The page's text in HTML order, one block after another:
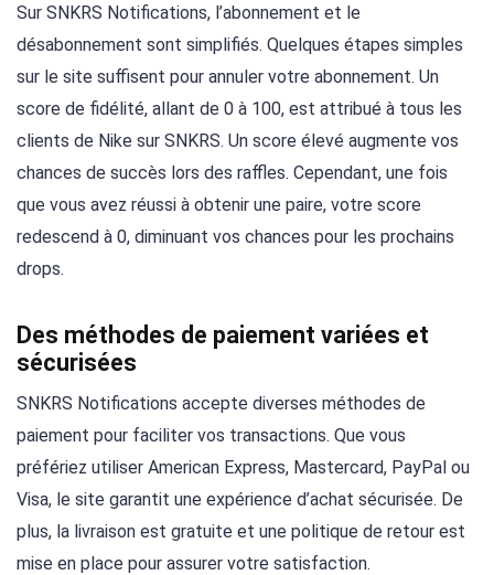
Sur SNKRS Notifications, l’abonnement et le
désabonnement sont simplifiés. Quelques étapes simples
sur le site suffisent pour annuler votre abonnement. Un
score de fidélité, allant de 0 à 100, est attribué à tous les
clients de Nike sur SNKRS. Un score élevé augmente vos
chances de succès lors des raffles. Cependant, une fois
que vous avez réussi à obtenir une paire, votre score
redescend à 0, diminuant vos chances pour les prochains
drops.
Des méthodes de paiement variées et
sécurisées
SNKRS Notifications accepte diverses méthodes de
paiement pour faciliter vos transactions. Que vous
préfériez utiliser American Express, Mastercard, PayPal ou
Visa, le site garantit une expérience d’achat sécurisée. De
plus, la livraison est gratuite et une politique de retour est
mise en place pour assurer votre satisfaction.